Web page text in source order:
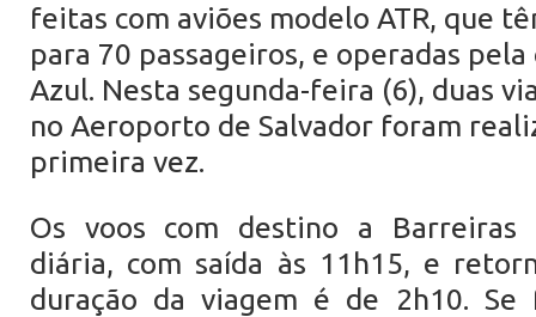
feitas com aviões modelo ATR, que
para 70 passageiros, e operadas
Azul. Nesta segunda-feira (6), duas
no Aeroporto de Salvador foram
primeira vez.
Os voos com destino a Barreiras
diária, com saída às 11h15, e
duração da viagem é de 2h10.